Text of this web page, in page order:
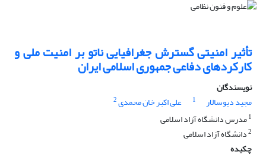
تأثیر امنیتی گسترش جغرافیایی ناتو بر امنیت ملی و
کارکردهای دفاعی جمهوری اسلامی ایران
نویسندگان
مجید دیوسالار
1 علی اکبر خان محمدی2
1مدرس دانشگاه آزاد اسلامی
2دانشگاه آزاد اسلامی
چکیده